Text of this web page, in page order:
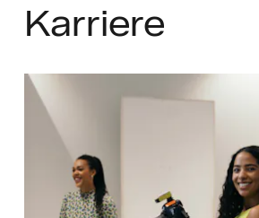
Karriere